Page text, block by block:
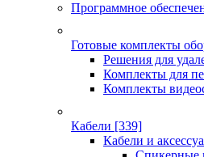
Программное
Готовые комплекты
Решения для
Комплекты для
Комплекты
Кабели [339]
Кабели и